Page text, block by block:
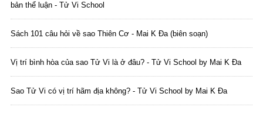
bản thể luận - Tử Vi School
Sách 101 câu hỏi về sao Thiên Cơ - Mai K Đa (biên soạn)
Vị trí bình hòa của sao Tử Vi là ở đâu? - Tử Vi School by Mai K Đa
Sao Tử Vi có vị trí hãm địa không? - Tử Vi School by Mai K Đa